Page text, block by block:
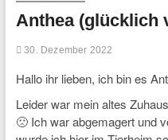
Anthea (glücklich
30. Dezember 2022
Hallo ihr lieben, ich bin es
Leider war mein altes
🙁 Ich war abgemagert und